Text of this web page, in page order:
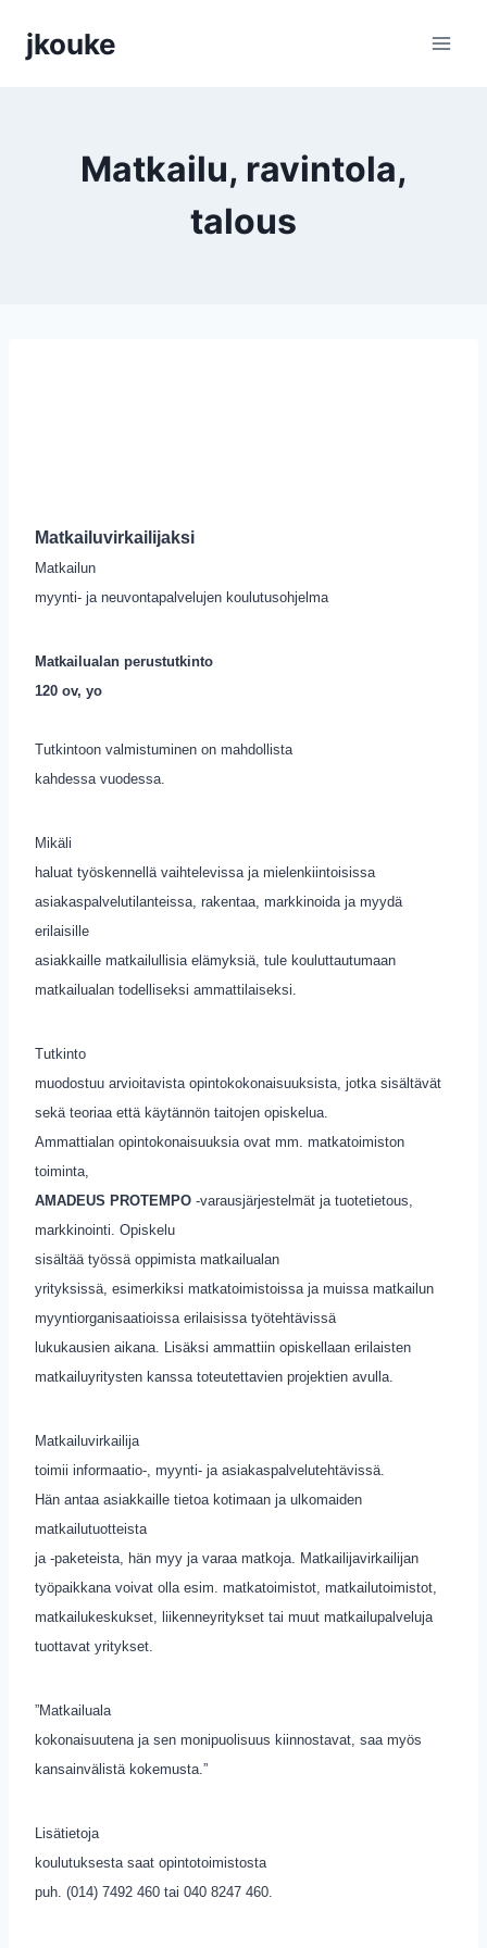
sisältöön
jkouke
Matkailu, ravintola,
talous
Matkailuvirkailijaksi
Matkailun
myynti- ja neuvontapalvelujen koulutusohjelma
Matkailualan perustutkinto
120 ov, yo
Tutkintoon valmistuminen on mahdollista
kahdessa vuodessa.
Mikäli
haluat työskennellä vaihtelevissa ja mielenkiintoisissa
asiakaspalvelutilanteissa, rakentaa, markkinoida ja myydä
erilaisille
asiakkaille matkailullisia elämyksiä, tule kouluttautumaan
matkailualan todelliseksi ammattilaiseksi.
Tutkinto
muodostuu arvioitavista opintokokonaisuuksista, jotka sisältävät
sekä teoriaa että käytännön taitojen opiskelua.
Ammattialan opintokonaisuuksia ovat mm. matkatoimiston
toiminta,
AMADEUS PROTEMPO -varausjärjestelmät ja tuotetietous,
markkinointi. Opiskelu
sisältää työssä oppimista matkailualan
yrityksissä, esimerkiksi matkatoimistoissa ja muissa matkailun
myyntiorganisaatioissa erilaisissa työtehtävissä
lukukausien aikana. Lisäksi ammattiin opiskellaan erilaisten
matkailuyritysten kanssa toteutettavien projektien avulla.
Matkailuvirkailija
toimii informaatio-, myynti- ja asiakaspalvelutehtävissä.
Hän antaa asiakkaille tietoa kotimaan ja ulkomaiden
matkailutuotteista
ja -paketeista, hän myy ja varaa matkoja. Matkailijavirkailijan
työpaikkana voivat olla esim. matkatoimistot, matkailutoimistot,
matkailukeskukset, liikenneyritykset tai muut matkailupalveluja
tuottavat yritykset.
”Matkailuala
kokonaisuutena ja sen monipuolisuus kiinnostavat, saa myös
kansainvälistä kokemusta.”
Lisätietoja
koulutuksesta saat opintotoimistosta
puh. (014) 7492 460 tai 040 8247 460.